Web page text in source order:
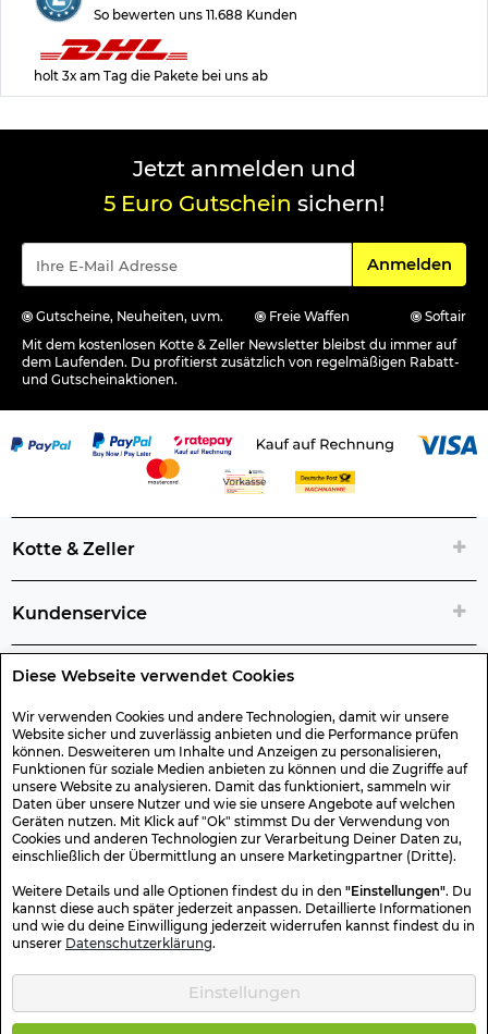
Diese Webseite verwendet Cookies
Wir verwenden Cookies und andere Technologien, damit wir unsere
Website sicher und zuverlässig anbieten und die Performance prüfen
können. Desweiteren um Inhalte und Anzeigen zu personalisieren,
Funktionen für soziale Medien anbieten zu können und die Zugriffe auf
unsere Website zu analysieren. Damit das funktioniert, sammeln wir
Daten über unsere Nutzer und wie sie unsere Angebote auf welchen
Geräten nutzen. Mit Klick auf "Ok" stimmst Du der Verwendung von
Cookies und anderen Technologien zur Verarbeitung Deiner Daten zu,
einschließlich der Übermittlung an unsere Marketingpartner (Dritte).
Weitere Details und alle Optionen findest du in den "Einstellungen". Du
kannst diese auch später jederzeit anpassen. Detaillierte Informationen
und wie du deine Einwilligung jederzeit widerrufen kannst findest du in
unserer Datenschutzerklärung.
Einstellungen
So bewerten uns 11.688 Kunden
holt 3x am Tag die Pakete bei uns ab
Jetzt anmelden und
5 Euro Gutschein sichern!
Für den
Anmelden
Gutscheine, Neuheiten, uvm. Freie Waffen
Softair
Mit dem kostenlosen Kotte & Zeller Newsletter bleibst du immer auf
dem Laufenden. Du profitierst zusätzlich von regelmäßigen Rabatt-
und Gutscheinaktionen.
Kotte & Zeller
Kundenservice
Rechtliche Artikelinfos
Geschenk-Gutscheine
Versand & Rücksendung
Sicher Einkaufen
Kotte & Zeller 2026 © Alle Rechte vorbehalten. Die durchgestrichenen